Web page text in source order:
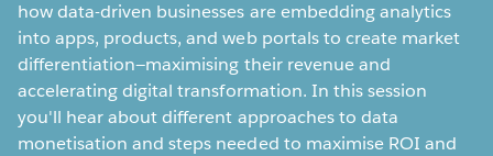
how data-driven businesses are embedding analytics
into apps, products, and web portals to create market
differentiation—maximising their revenue and
accelerating digital transformation. In this session
you'll hear about different approaches to data
monetisation and steps needed to maximise ROI and